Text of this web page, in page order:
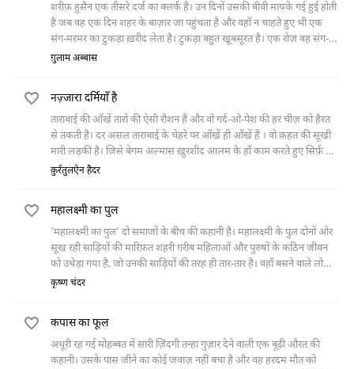
शरीफ़ हुसैन एक तीसरे दर्ज का क्लर्क है। उन दिनों उसकी बीवी मायके गई हुई होती
है जब वह एक दिन शहर के बाज़ार जा पहुंचता है और वहाँ न चाहते हुए भी एक
संग-मरमर का टुकड़ा ख़रीद लेता है। टुकड़ा बहुत खू़बसूरत है। एक रोज़ वह संग-
तराश के पास जाकर उस पर अपना नाम खुदवा लेता है और सोचता है कि जब
नहीं होती। आख़िर में यही कत्बा उसका बेटा उसकी क़ब्र पर लगवा देता है।
ग़ुलाम अब्बास
नज़्जारा दर्मियाँ है
ताराबाई की आँखें तारों की ऐसी रौशन हैं और वो गर्द-ओ-पेश की हर चीज़ को हैरत
से तकती है। दर असल ताराबाई के चेहरे पर आँखें ही आँखें हैं । वो क़हत की सूखी
मारी लड़की है। जिसे बेगम अल्मास ख़ुरशीद आलम के हाँ काम करते हुए सिर्फ़ चंद
माह हुए हैं, और वो अपनी मालकिन
क़ुर्रतुलऐन हैदर
महालक्ष्मी का पुल
‘महालक्ष्मी का पुल’ दो समाजों के बीच की कहानी है। महालक्ष्मी के पुल दोनों ओर
सूख रही साड़ियों की मारिफ़त शहरी ग़रीब महिलाओं और पुरुषों के कठिन जीवन
को उधेड़ा गया है, जो उनकी साड़ियों की तरह ही तार-तार है। वहाँ बसने वाले लोगों
को उम्मीद है कि आज़ादी के बाद आई जवाहर लाल नेहरू की सरकार उनका कुछ
व्यवस्था में इनके लिए कोई जगह है।
कृष्ण चंदर
कपास का फूल
अधूरी रह गई मोहब्बत में सारी ज़िंदगी तन्हा गुज़ार देने वाली एक बूढ़ी औरत की
कहानी। उसके पास जीने का कोई जवाज़ नहीं बचा है और वह हरदम मौत को